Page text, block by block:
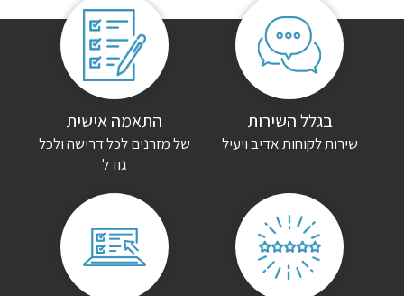
אין עדיין חוות דעת.
היה הראשון לכתוב סקירה “מזרן זוגי פולירון רסטפול”
האימייל לא יוצג באתר.
שדות החובה מסומנים
בגלל השירות
שירות לקוחות אדיב ויעיל
התאמה אישית
של מזרנים לכל דרישה ולכל
גודל